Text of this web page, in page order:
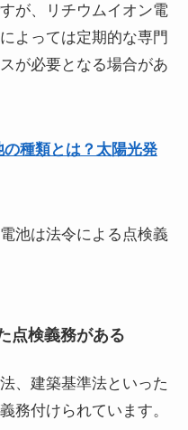
が、リチウムイオン電
よっては定期的な専門
が必要となる場合があ
の種類とは？太陽光発
池は法令による点検義
点検義務がある
、建築基準法といった
務付けられています。